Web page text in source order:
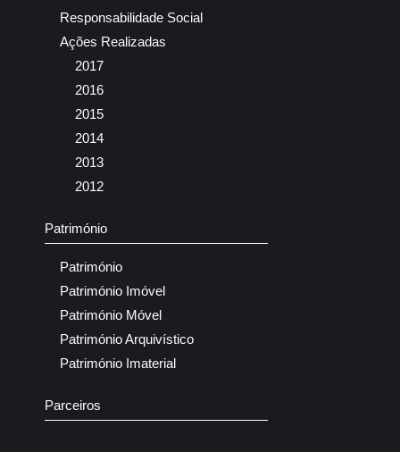
Responsabilidade Social
Ações Realizadas
2017
2016
2015
2014
2013
2012
Património
Património
Património Imóvel
Património Móvel
Património Arquivístico
Património Imaterial
Parceiros